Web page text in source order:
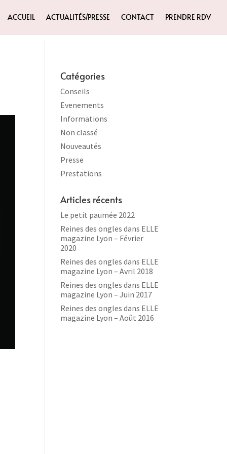
ACCUEIL ACTUALITÉS/PRESSE CONTACT PRENDRE RDV
Catégories
Conseils
Evenements
Informations
Non classé
Nouveautés
Presse
Prestations
Articles récents
Le petit paumée 2022
Reines des ongles dans ELLE
magazine Lyon – Février
2020
Reines des ongles dans ELLE
magazine Lyon – Avril 2018
Reines des ongles dans ELLE
magazine Lyon – Juin 2017
Reines des ongles dans ELLE
magazine Lyon – Août 2016